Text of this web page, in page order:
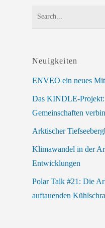
Neuigkeiten
ENVEO ein neues
Das KINDLE-
Gemeinschaften
Arktischer
Klimawandel in der
Entwicklungen
Polar Talk #21: Die
auftauenden